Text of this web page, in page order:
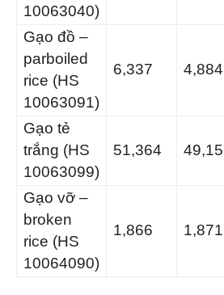
10063040)
Gạo đồ –
parboiled
rice (HS
10063091)
6,337 4,884
Gạo tẻ
trắng (HS
10063099)
51,364
Gạo vỡ –
broken
rice (HS
10064090)
1,866 1,871